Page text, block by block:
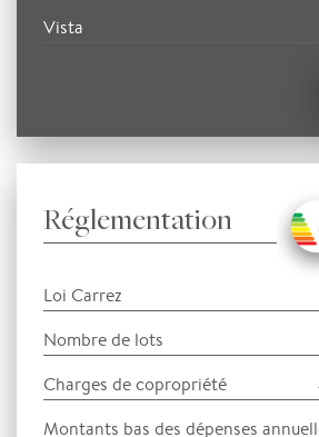
Vista
Réglementation
Loi Carrez
Nombre de lots
Charges de copropriété
Montants bas des dépenses